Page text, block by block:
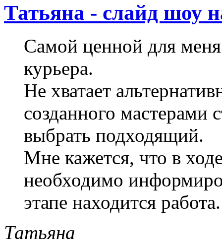
Татьяна - слайд шоу
Самой ценной для меня
курьера.
Не хватает
созданного
выбрать подходящий.
Мне кажется, что в
необходимо
этапе находится работа.
Татьяна